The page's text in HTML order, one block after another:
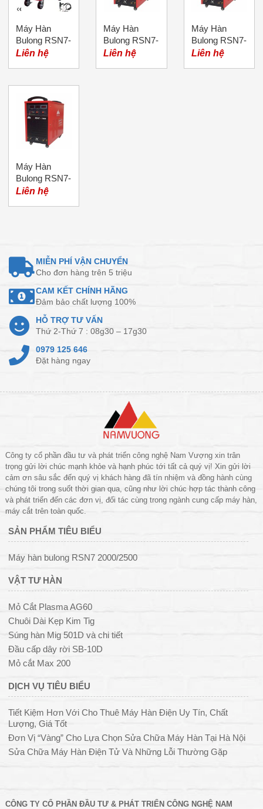
Máy Hàn
Bulong RSN7-
3150 Merkel
Liên hệ
Máy Hàn
Bulong RSN7-
2000 Merkel
Liên hệ
Máy Hàn
Bulong RSN7-
1200 Merkel
Liên hệ
Máy Hàn
Bulong RSN7-
1600 Merkel
Liên hệ
MIỄN PHÍ VẬN CHUYỂN
Cho đơn hàng trên 5 triệu
CAM KẾT CHÍNH HÃNG
Đảm bảo chất lượng 100%
HỖ TRỢ TƯ VẤN
Thứ 2-Thứ 7 : 08g30 – 17g30
0979 125 646
Đặt hàng ngay
Công ty cổ phần đầu tư và phát triển công nghệ Nam Vượng xin trân
trọng gửi lời chúc mạnh khỏe và hạnh phúc tới tất cả quý vị! Xin gửi lời
cảm ơn sâu sắc đến quý vị khách hàng đã tín nhiệm và đồng hành cùng
chúng tôi trong suốt thời gian qua, cũng như lời chúc hợp tác thành công
và phát triển đến các đơn vị, đối tác cùng trong ngành cung cấp máy hàn,
máy cắt trên toàn quốc.
SẢN PHẨM TIÊU BIỂU
Máy hàn bulong RSN7 2000/2500
VẬT TƯ HÀN
Mỏ Cắt Plasma AG60
Chuôi Dài Kẹp Kim Tig
Súng hàn Mig 501D và chi tiết
Đầu cấp dây rời SB-10D
Mỏ cắt Max 200
DỊCH VỤ TIÊU BIỂU
Tiết Kiệm Hơn Với Cho Thuê Máy Hàn Điện Uy Tín, Chất
Lượng, Giá Tốt
Đơn Vị “Vàng” Cho Lựa Chọn Sửa Chữa Máy Hàn Tại Hà Nội
Sửa Chữa Máy Hàn Điện Tử Và Những Lỗi Thường Gặp
CÔNG TY CỔ PHẦN ĐẦU TƯ & PHÁT TRIỂN CÔNG NGHỆ NAM